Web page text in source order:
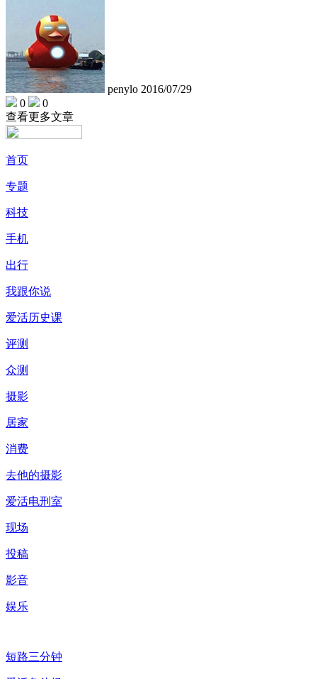
penylo 2016/07/29
0
0
查看更多文章
首页
专题
科技
手机
出行
我跟你说
爱活历史课
评测
众测
摄影
居家
消费
去他的摄影
爱活电刑室
现场
投稿
影音
娱乐
短路三分钟